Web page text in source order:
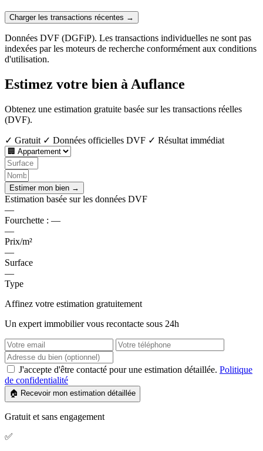
Charger les transactions récentes →
Données DVF (DGFiP). Les transactions individuelles ne sont pas
indexées par les moteurs de recherche conformément aux conditions
d'utilisation.
Estimez votre bien à Auflance
Obtenez une estimation gratuite basée sur les transactions réelles
(DVF).
✓ Gratuit ✓ Données officielles DVF ✓ Résultat immédiat
Estimer mon bien →
Estimation basée sur les données DVF
—
Fourchette : —
—
Prix/m²
—
Surface
—
Type
Affinez votre estimation gratuitement
Un expert immobilier vous recontacte sous 24h
J'accepte d'être contacté pour une estimation détaillée. Politique
de confidentialité
🏠 Recevoir mon estimation détaillée
Gratuit et sans engagement
✅